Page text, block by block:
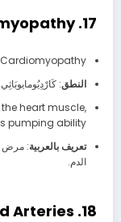
17. Cardiomyopathy – اعتلال عضلة القلب
Cardiomyopathy
النطق: كَارْدِيُومايوبَاثِي
heart muscle,
pumping ability.
تعريف بالعربية: مرض
الدم.
18. Carotid Arteries – الشرايين السباتية